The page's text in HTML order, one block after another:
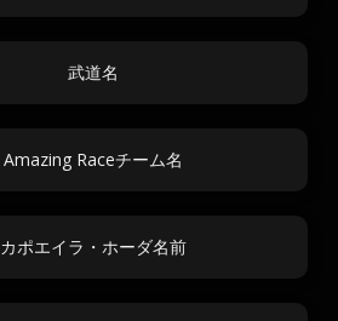
武道名
Amazing Raceチーム名
カポエイラ・ホーダ名前